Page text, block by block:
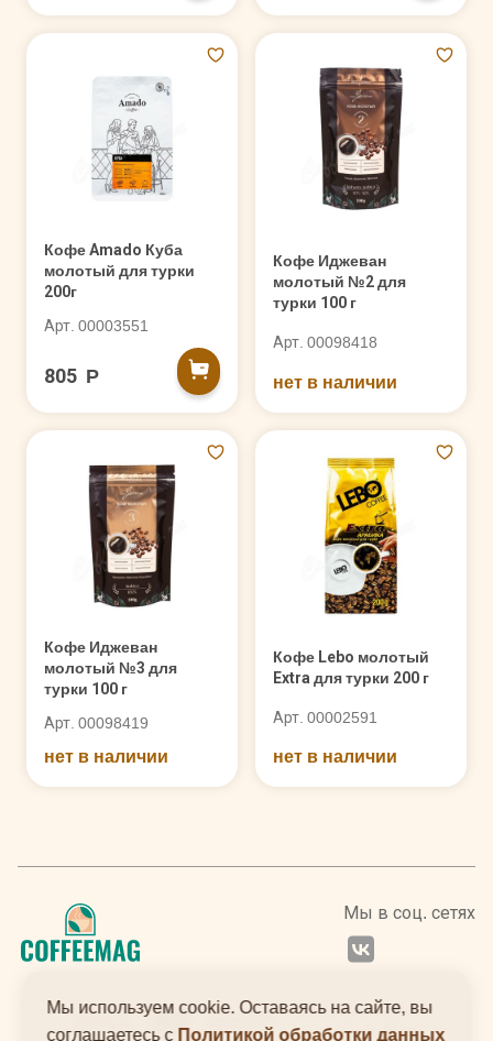
Кофе Amado Куба
молотый для турки
200г
Арт. 00003551
805 Р
Кофе Иджеван
молотый №2 для
турки 100 г
Арт. 00098418
нет в наличии
Кофе Иджеван
молотый №3 для
турки 100 г
Арт. 00098419
нет в наличии
Кофе Lebo молотый
Extra для турки 200 г
Арт. 00002591
нет в наличии
Мы в соц. сетях
Мы используем cookie. Оставаясь на сайте, вы
соглашаетесь с Политикой обработки данных